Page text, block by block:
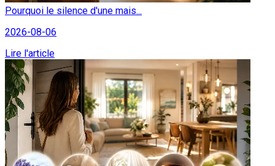
Pourquoi le silence d'une mais...
2026-08-06
Lire l'article